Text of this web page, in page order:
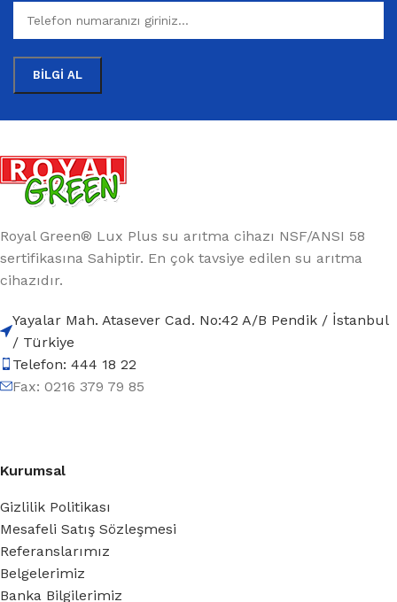
Royal Green® Lux Plus su arıtma cihazı NSF/ANSI 58
sertifikasına Sahiptir. En çok tavsiye edilen su arıtma
cihazıdır.
Yayalar Mah. Atasever Cad. No:42 A/B Pendik / İstanbul
/ Türkiye
Telefon: 444 18 22
Fax: 0216 379 79 85
Kurumsal
Gizlilik Politikası
Mesafeli Satış Sözleşmesi
Referanslarımız
Belgelerimiz
Banka Bilgilerimiz